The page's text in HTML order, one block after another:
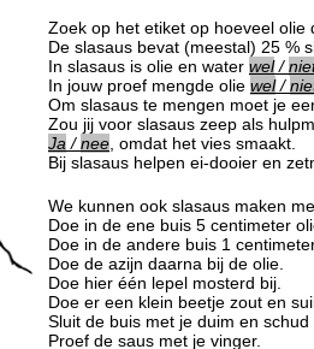
Zoek op het etiket op hoeveel olie
De slasaus bevat (meestal) 25 %
In slasaus is olie en water wel/
In jouw proef mengde olie wel/
Om slasaus te mengen moet je
Zou jij voor slasaus zeep als
Ja /nee , omdat het vies smaakt.
Bij slasaus helpen ei-dooier en
We kunnen ook slasaus maken
Doe in de ene buis 5 centimeter
Doe in de andere buis 1
Doe de azijn daarna bij de olie.
Doe hier één lepel mosterd bij.
Doe er een klein beetje zout en
Sluit de buis met je duim en schud
Proef de saus met je vinger.